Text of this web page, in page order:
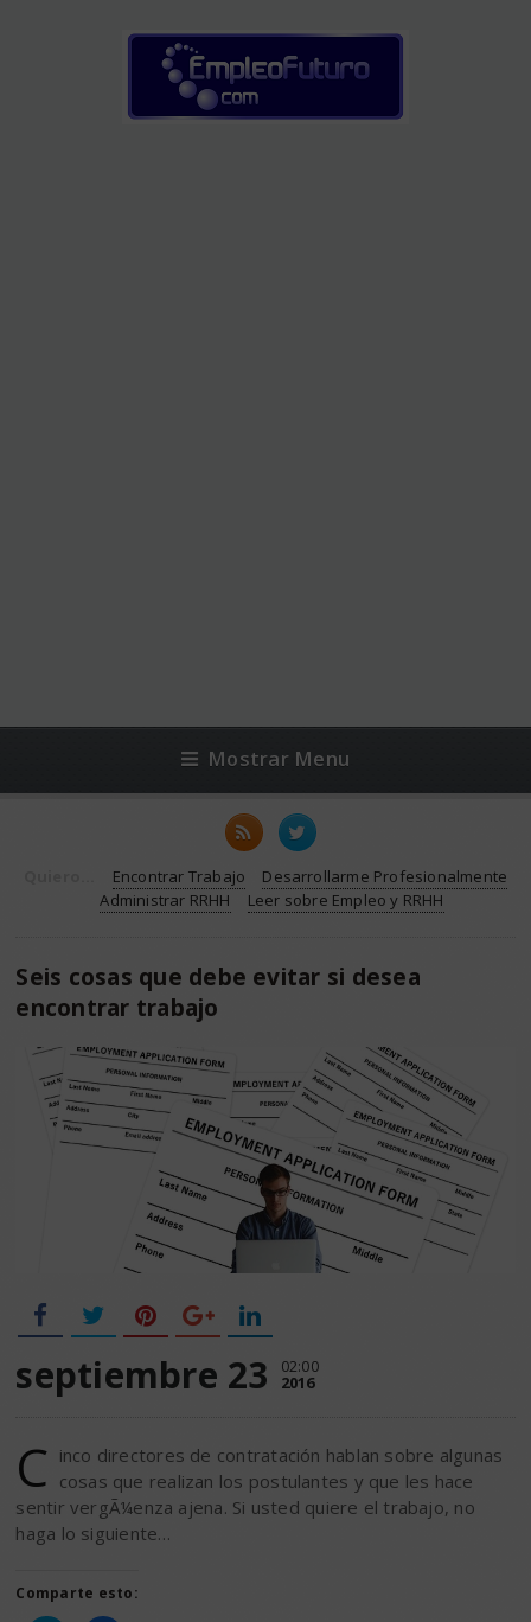
Mostrar Menu
Encontrar Trabajo
Desarrollarme Profesionalmente
Administrar RRHH
Leer sobre Empleo y RRHH
Seis cosas que debe evitar si desea
encontrar trabajo
septiembre 23 02:00
2016
C inco directores de contratación hablan sobre algunas
cosas que realizan los postulantes y que les hace
sentir vergÃ¼enza ajena. Si usted quiere el trabajo, no
haga lo siguiente…
Comparte esto: